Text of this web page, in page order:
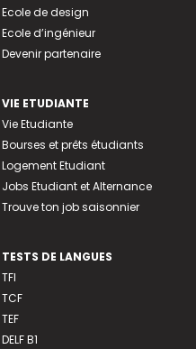
Ecole de design
Ecole d’ingénieur
Devenir partenaire
VIE ETUDIANTE
Vie Etudiante
Bourses et prêts étudiants
Logement Etudiant
Jobs Etudiant et Alternance
Trouve ton job saisonnier
TESTS DE LANGUES
TFI
TCF
TEF
DELF B1